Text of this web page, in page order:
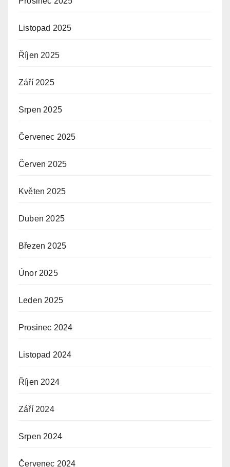
Listopad 2025
Říjen 2025
Září 2025
Srpen 2025
Červenec 2025
Červen 2025
Květen 2025
Duben 2025
Březen 2025
Únor 2025
Leden 2025
Prosinec 2024
Listopad 2024
Říjen 2024
Září 2024
Srpen 2024
Červenec 2024